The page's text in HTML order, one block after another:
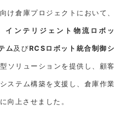
け倉庫プロジェクトにおいて、
インテリジェント物流ロボッ
ム及びRCSロボット統合制御シ
ソリューションを提供し、顧客
ステム構築を支援し、倉庫作業
向上させました。